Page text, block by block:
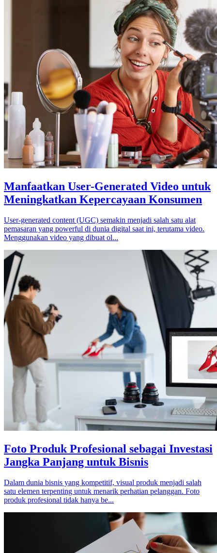
Manfaatkan User-Generated Video untuk
Meningkatkan Kepercayaan Konsumen
User-generated content (UGC) semakin menjadi salah satu alat
pemasaran yang powerful di dunia digital saat ini, terutama video.
Menggunakan video yang dibuat ol...
Foto Produk Profesional sebagai Investasi
Jangka Panjang untuk Bisnis
Dalam dunia bisnis yang kompetitif, visual produk menjadi salah
satu elemen terpenting untuk menarik perhatian pelanggan. Foto
produk profesional tidak hanya be...